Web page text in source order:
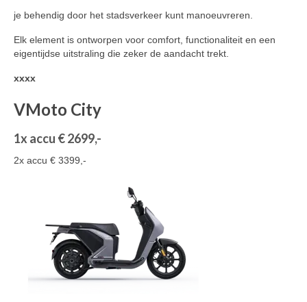
je behendig door het stadsverkeer kunt manoeuvreren.
Elk element is ontworpen voor comfort, functionaliteit en een
eigentijdse uitstraling die zeker de aandacht trekt.
xxxx
VMoto City
1x accu € 2699,-
2x accu € 3399,-